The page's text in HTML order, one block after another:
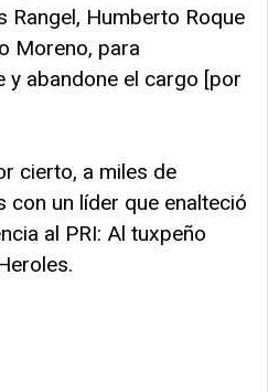
Rangel, Humberto Roque
Moreno, para
y abandone el cargo [por
cierto, a miles de
un líder que enalteció
al PRI: Al tuxpeño